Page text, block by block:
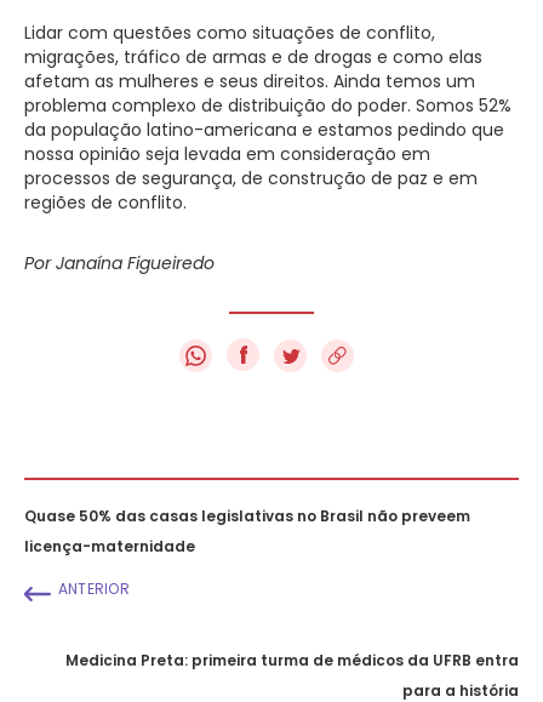
Lidar com questões como situações de conflito,
migrações, tráfico de armas e de drogas e como elas
afetam as mulheres e seus direitos. Ainda temos um
problema complexo de distribuição do poder. Somos 52%
da população latino-americana e estamos pedindo que
nossa opinião seja levada em consideração em
processos de segurança, de construção de paz e em
regiões de conflito.
Por Janaína Figueiredo
f
Quase 50% das casas legislativas no Brasil não preveem
licença-maternidade
ANTERIOR
Medicina Preta: primeira turma de médicos da UFRB entra
para a história